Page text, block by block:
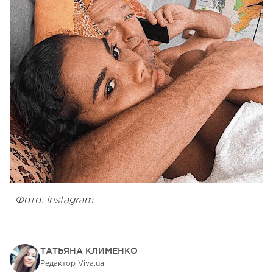
Фото: Instagram
ТАТЬЯНА КЛИМЕНКО
Редактор Viva.ua